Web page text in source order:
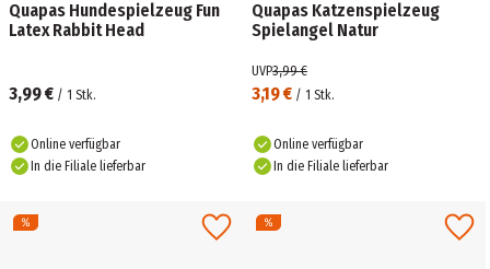
Quapas Hundespielzeug Fun
Latex Rabbit Head
3,99 € / 1 Stk.
Online verfügbar
In die Filiale lieferbar
Quapas Katzenspielzeug
Spielangel Natur
3,19 € / 1 Stk.
UVP3,99 €
Online verfügbar
In die Filiale lieferbar